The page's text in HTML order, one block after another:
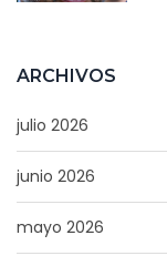
ARCHIVOS
julio 2026
junio 2026
mayo 2026